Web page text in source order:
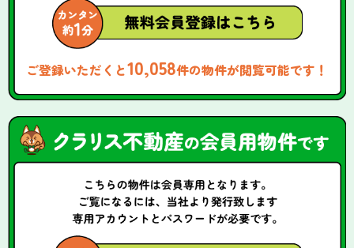
ご登録いただくと10,058件の物件が閲覧可能です！